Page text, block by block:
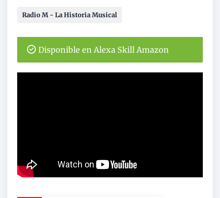
Radio M - La Historia Musical
Disponible en Alexa Skill Amazon